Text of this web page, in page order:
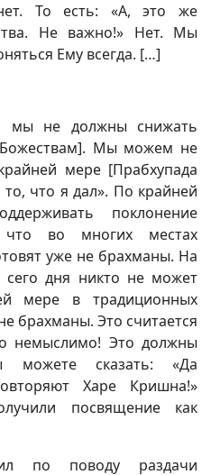
То есть: «А, это же
Не важно!» Нет. Мы
Ему всегда. […]
мы не должны снижать
Божествам]. Мы можем не
мере [Прабхупада
что я дал». По крайней
поклонение
во многих местах
уже не брахманы. На
дня никто не может
мере в традиционных
брахманы. Это считается
немыслимо! Это должны
можете сказать: «Да
Харе Кришна!»
посвящение как
по поводу раздачи